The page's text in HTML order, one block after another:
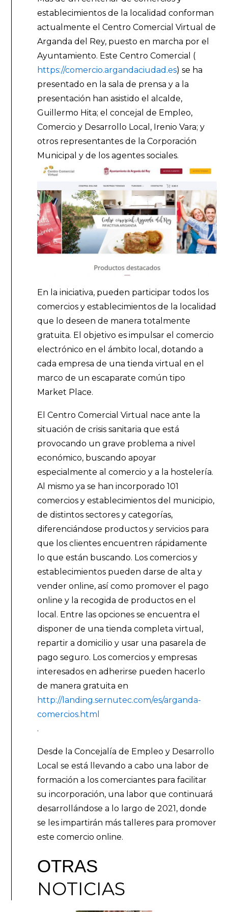
establecimientos de la localidad conforman
actualmente el Centro Comercial Virtual de
Arganda del Rey, puesto en marcha por el
Ayuntamiento. Este Centro Comercial (
https://comercio.argandaciudad.es) se ha
presentado en la sala de prensa y a la
presentación han asistido el alcalde,
Guillermo Hita; el concejal de Empleo,
Comercio y Desarrollo Local, Irenio Vara; y
otros representantes de la Corporación
Municipal y de los agentes sociales.
En la iniciativa, pueden participar todos los
comercios y establecimientos de la localidad
que lo deseen de manera totalmente
gratuita. El objetivo es impulsar el comercio
electrónico en el ámbito local, dotando a
cada empresa de una tienda virtual en el
marco de un escaparate común tipo
Market Place.
El Centro Comercial Virtual nace ante la
situación de crisis sanitaria que está
provocando un grave problema a nivel
económico, buscando apoyar
especialmente al comercio y a la hostelería.
Al mismo ya se han incorporado 101
comercios y establecimientos del municipio,
de distintos sectores y categorías,
diferenciándose productos y servicios para
que los clientes encuentren rápidamente
lo que están buscando. Los comercios y
establecimientos pueden darse de alta y
vender online, así como promover el pago
online y la recogida de productos en el
local. Entre las opciones se encuentra el
disponer de una tienda completa virtual,
repartir a domicilio y usar una pasarela de
pago seguro. Los comercios y empresas
interesados en adherirse pueden hacerlo
de manera gratuita en
http://landing.sernutec.com/es/arganda-
comercios.html
.
Desde la Concejalía de Empleo y Desarrollo
Local se está llevando a cabo una labor de
formación a los comerciantes para facilitar
su incorporación, una labor que continuará
desarrollándose a lo largo de 2021, donde
se les impartirán más talleres para promover
este comercio online.
OTRAS
NOTICIAS